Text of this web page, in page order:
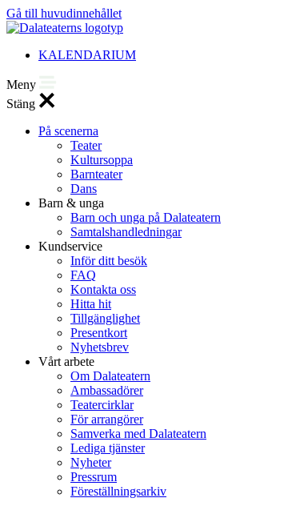
Gå till huvudinnehållet
KALENDARIUM
Meny
Stäng
På scenerna
Teater
Kultursoppa
Barnteater
Dans
Barn & unga
Barn och unga på Dalateatern
Samtalshandledningar
Kundservice
Inför ditt besök
FAQ
Kontakta oss
Hitta hit
Tillgänglighet
Presentkort
Nyhetsbrev
Vårt arbete
Om Dalateatern
Ambassadörer
Teatercirklar
För arrangörer
Samverka med Dalateatern
Lediga tjänster
Nyheter
Pressrum
Föreställningsarkiv